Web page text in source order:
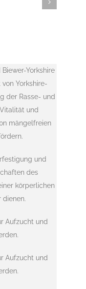
Yorkshire
Yorkshire-
der Rasse- und
und
mängelfreien
und
des
körperlichen
dienen.
Aufzucht und
Aufzucht und